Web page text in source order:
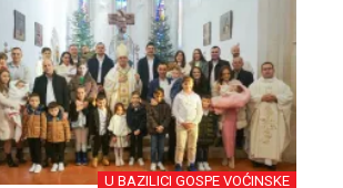
U BAZILICI GOSPE VOĆINSKE